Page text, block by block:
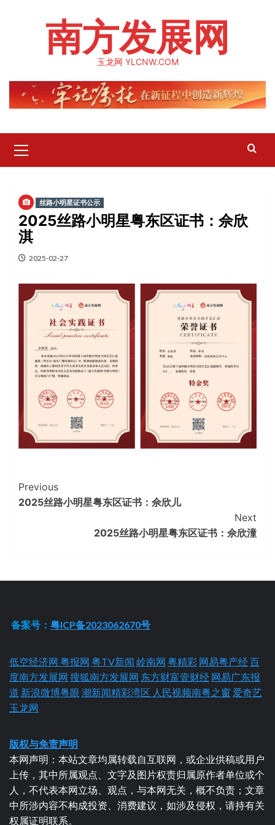
南方发展网
玉龙网 YLCNW.COM
Menu
丝路小明星证书公示
2025丝路小明星粤东区证书：佘欣
淇
2025-02-27
Continue
Reading
Previous
2025丝路小明星粤东区证书：佘欣儿
Next
2025丝路小明星粤东区证书：佘欣潼
备案号：粤ICP备2023062670号
低空经济网 粤报网 粤TV新闻 岭南网 粤精彩 网易粤产经百
度南方发展网 搜狐南方发展网 东方财富壹财经 网易广东报
道 新浪微博粤眼 潮新闻精彩湾区 人民视频南粤之窗 爱奇艺
玉龙网
版权与免责声明
本网声明：本站文章均属转载自互联网，或企业供稿或用户
上传，其中所属观点、文字及图片权责归属原作者单位或个
人，不代表本网立场、观点，与本网无关，概不负责；文章
中所涉内容不构成投资、消费建议，如涉及侵权，请持有关
权属证明联系。